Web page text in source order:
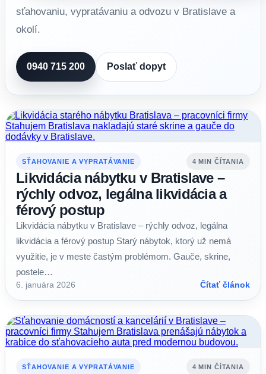
sťahovaniu, vypratávaniu a odvozu v Bratislave a
okolí.
0940 715 200 Poslať dopyt
SŤAHOVANIE A VYPRATÁVANIE 4 MIN ČÍTANIA
Likvidácia nábytku v Bratislave –
rýchly odvoz, legálna likvidácia a
férový postup
Likvidácia nábytku v Bratislave – rýchly odvoz, legálna
likvidácia a férový postup Starý nábytok, ktorý už nemá
využitie, je v meste častým problémom. Gauče, skrine,
postele…
6. januára 2026 Čítať článok
SŤAHOVANIE A VYPRATÁVANIE 4 MIN ČÍTANIA